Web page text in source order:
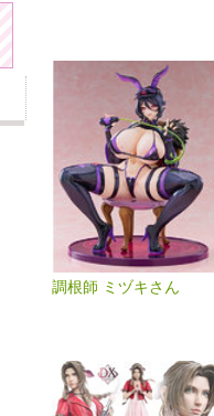
調根師 ミヅキさん